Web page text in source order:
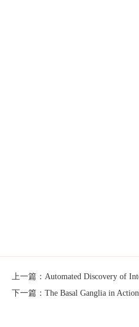
上一篇：Automated Discovery of
下一篇：The Basal Ganglia in Action